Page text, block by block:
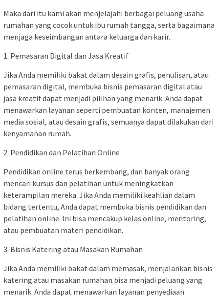
Maka dari itu kami akan menjelajahi berbagai peluang usaha
rumahan yang cocok untuk ibu rumah tangga, serta bagaimana
menjaga keseimbangan antara keluarga dan karir.
1. Pemasaran Digital dan Jasa Kreatif
Jika Anda memiliki bakat dalam desain grafis, penulisan, atau
pemasaran digital, membuka bisnis pemasaran digital atau
jasa kreatif dapat menjadi pilihan yang menarik. Anda dapat
menawarkan layanan seperti pembuatan konten, manajemen
media sosial, atau desain grafis, semuanya dapat dilakukan dari
kenyamanan rumah.
2. Pendidikan dan Pelatihan Online
Pendidikan online terus berkembang, dan banyak orang
mencari kursus dan pelatihan untuk meningkatkan
keterampilan mereka. Jika Anda memiliki keahlian dalam
bidang tertentu, Anda dapat membuka bisnis pendidikan dan
pelatihan online. Ini bisa mencakup kelas online, mentoring,
atau pembuatan materi pendidikan.
3. Bisnis Katering atau Masakan Rumahan
Jika Anda memiliki bakat dalam memasak, menjalankan bisnis
katering atau masakan rumahan bisa menjadi peluang yang
menarik. Anda dapat menawarkan layanan penyediaan